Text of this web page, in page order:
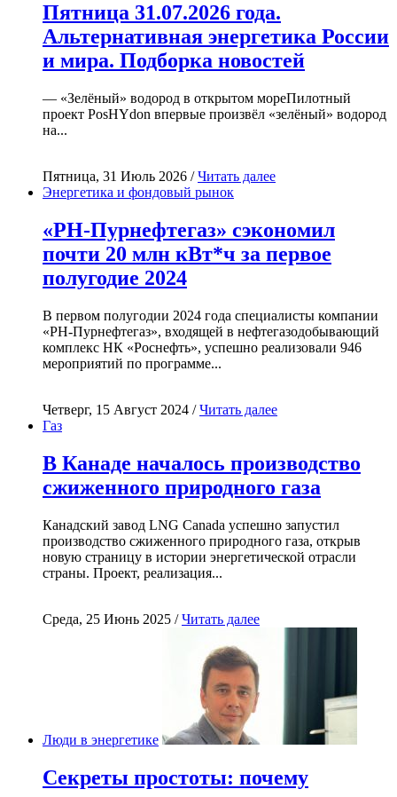
Пятница 31.07.2026 года.
Альтернативная энергетика России
и мира. Подборка новостей
— «Зелёный» водород в открытом мореПилотный
проект PosHYdon впервые произвёл «зелёный» водород
на...
Пятница, 31 Июль 2026 /Читать далее
Энергетика и фондовый рынок
«РН-Пурнефтегаз» сэкономил
почти 20 млн кВт*ч за первое
полугодие 2024
В первом полугодии 2024 года специалисты компании
«РН-Пурнефтегаз», входящей в нефтегазодобывающий
комплекс НК «Роснефть», успешно реализовали 946
мероприятий по программе...
Четверг, 15 Август 2024 /Читать далее
Газ
В Канаде началось производство
сжиженного природного газа
Канадский завод LNG Canada успешно запустил
производство сжиженного природного газа, открыв
новую страницу в истории энергетической отрасли
страны. Проект, реализация...
Среда, 25 Июнь 2025 /Читать далее
Люди в энергетике
Секреты простоты: почему